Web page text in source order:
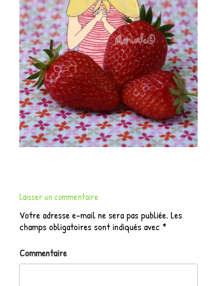
Laisser un commentaire
Votre adresse e-mail ne sera pas publiée. Les
champs obligatoires sont indiqués avec *
Commentaire